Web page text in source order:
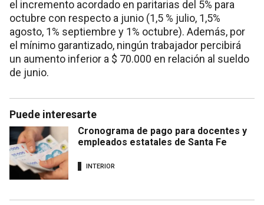
el incremento acordado en paritarias del 5% para
octubre con respecto a junio (1,5 % julio, 1,5%
agosto, 1% septiembre y 1% octubre). Además, por
el mínimo garantizado, ningún trabajador percibirá
un aumento inferior a $ 70.000 en relación al sueldo
de junio.
Puede interesarte
Cronograma de pago para docentes y
empleados estatales de Santa Fe
INTERIOR